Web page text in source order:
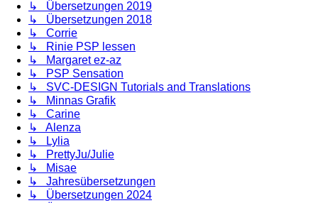
↳ Übersetzungen 2019
↳ Übersetzungen 2018
↳ Corrie
↳ Rinie PSP lessen
↳ Margaret ez-az
↳ PSP Sensation
↳ SVC-DESIGN Tutorials and Translations
↳ Minnas Grafik
↳ Carine
↳ Alenza
↳ Lylia
↳ PrettyJu/Julie
↳ Misae
↳ Jahresübersetzungen
↳ Übersetzungen 2024